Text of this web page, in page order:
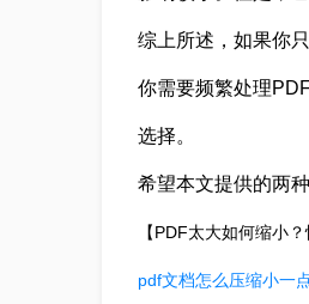
综上所述，如果你
你需要频繁处理
选择。
希望本文提供的两
【PDF太大如何缩小
pdf文档怎么压缩小一